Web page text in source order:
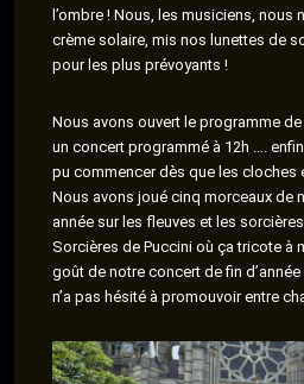
l’ombre ! Nous, les musiciens, nous
crème solaire, mis nos lunettes de
pour les plus prévoyants !
Nous avons ouvert le programme
un concert programmé à 12h ….
pu commencer dès que les cloches
Nous avons joué cinq morceaux de
année sur les fleuves et les
Sorcières de Puccini où ça tricote à
goût de notre concert de fin
n’a pas hésité à promouvoir entre